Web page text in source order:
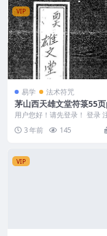
VIP
易学 法术符咒
茅山西天雄文堂符箓55
用户您好！请先登录！ 登录
《茅山西天雄文堂符箓》55页
容清晰度一般介...
3 年前 145
VIP